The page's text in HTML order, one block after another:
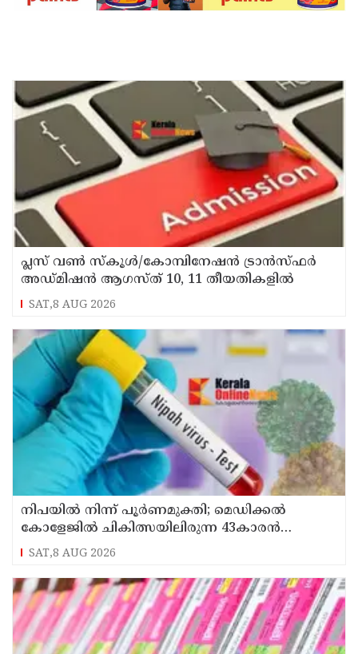
പ്ലസ് വൺ സ്‌കൂൾ/കോമ്പിനേഷൻ ട്രാൻസ്ഫർ
അഡ്മിഷൻ ആഗസ്ത് 10, 11 തീയതികളിൽ
SAT,8 AUG 2026
നിപയിൽ നിന്ന് പൂർണമുക്തി; മെഡിക്കൽ
കോളേജിൽ ചികിത്സയിലിരുന്ന 43കാരൻ
വീട്ടിലേക്ക് മടങ്ങി
SAT,8 AUG 2026